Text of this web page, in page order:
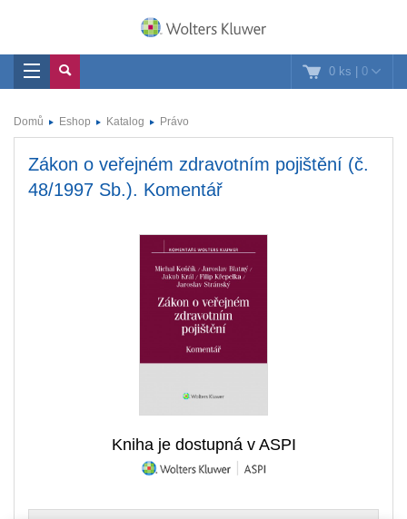
0 ks | 0
Domů Eshop Katalog Právo
Zákon o veřejném zdravotním pojištění (č.
48/1997 Sb.). Komentář
Kniha je dostupná v ASPI